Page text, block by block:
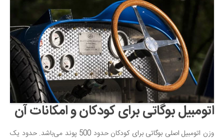
اتومبیل بوگاتی برای کودکان و امکانات آن
وزن اتومبیل اصلی بوگاتی برای کودکان حدود 500 پوند می‌باشد. حدود یک